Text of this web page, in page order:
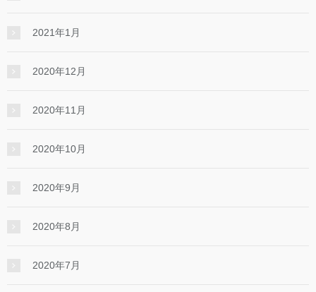
2021年1月
2020年12月
2020年11月
2020年10月
2020年9月
2020年8月
2020年7月